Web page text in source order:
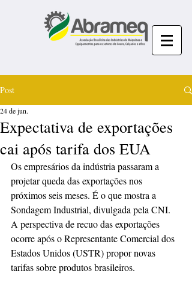
Post
Expectativa de exportações
cai após tarifa dos EUA
24 de jun.
Os empresários da indústria passaram a
projetar queda das exportações nos
próximos seis meses. É o que mostra a
Sondagem Industrial, divulgada pela CNI.
A perspectiva de recuo das exportações
ocorre após o Representante Comercial dos
Estados Unidos (USTR) propor novas
tarifas sobre produtos brasileiros.